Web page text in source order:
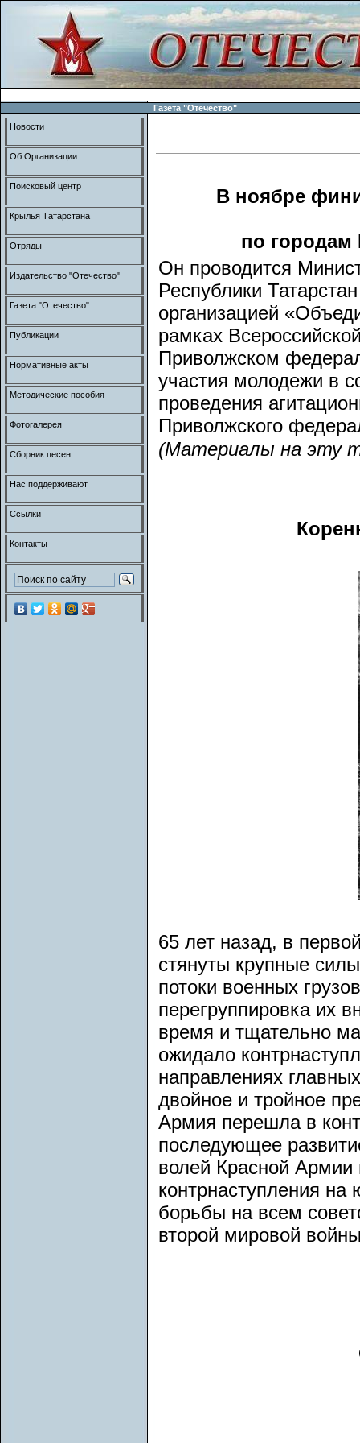
Газета "Отечество"
В ноябре
по городам
Он проводится
Республики
организацией
рамках
Приволжском
участия молодежи в
проведения
Приволжского
(Материалы на эту
65 лет назад, в
стянуты крупные
потоки военных
перегруппировка их
время и тщательно
ожидало
направлениях
двойное и тройное
Армия перешла в
последующее
волей Красной Армии
контрнаступления на
борьбы на всем
второй мировой
Новости
Об Организации
Поисковый центр
Крылья Татарстана
Отряды
Издательство "Отечество"
Газета "Отечество"
Публикации
Нормативные акты
Методические пособия
Фотогалерея
Сборник песен
Нас поддерживают
Ссылки
Контакты